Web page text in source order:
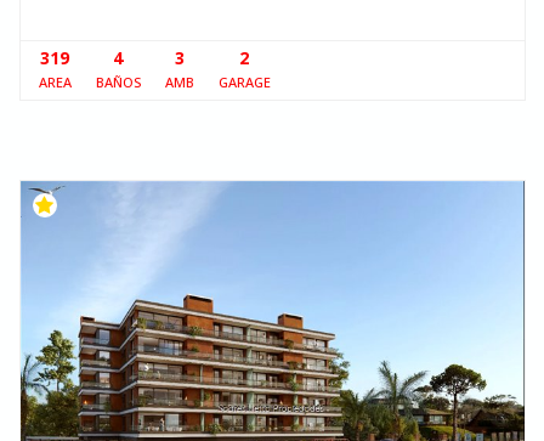
319
AREA
4
BAÑOS
3
AMB
2
GARAGE